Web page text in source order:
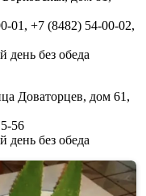
01, +7 (8482) 54-00-02,
день без обеда
Доваторцев, дом 61,
56
день без обеда